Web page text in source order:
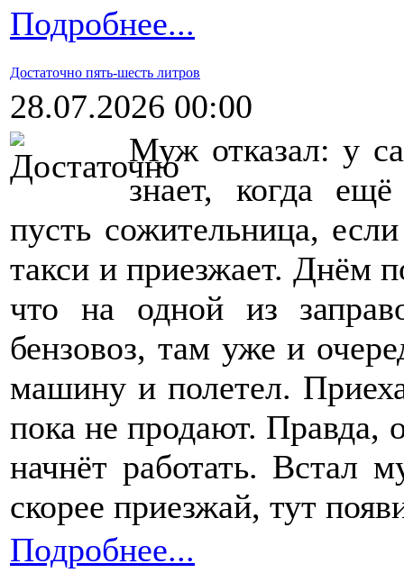
Подробнее...
Достаточно пять-шесть литров
28.07.2026 00:00
Муж отказал: у
знает, когда
пусть сожительница,
такси и приезжает. Днём
что на одной из
бензовоз, там уже и
машину и полетел.
пока не продают. Правда,
начнёт работать. Встал
скорее приезжай, тут
Подробнее...